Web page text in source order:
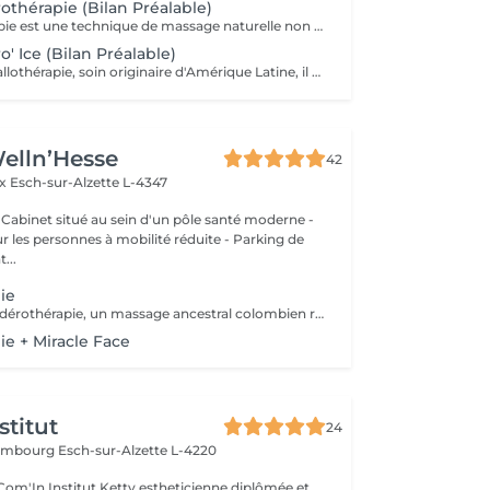
(Bilan Préalable)
La Madero Thérapie est une technique de massage naturelle non invasive, utilisant des instruments en bois spécialement conçus pour stimuler le corps, elle est d'origine colombienne et, est souvent utilisée dans le but esthétique bien-être et thérapeutique. Objectifs de la Maderothérapie : - Stimuler la circulation sanguine et lymphatique - Réduire la cellulite - Tonifier les muscles, et raffermir la peau - Favoriser l'élimination des toxines - Sculpter la silhouette - Relaxe les muscles et soulage les tensions Nous traitons différentes zones : - Ventre et Taille ( Réduit les gonflements, affine la taille et active la digestion) - Jambes ( Tonifie, draine, cible la cellulite) - Fessier ( Raffermit, lifte, lisse la cellulite) - Bras ( Tonifie, réduit le relâchement) - Dos ( Relâche les tensions, lisse la peau) - Visage ( Effet liftant, anti-ride, drainant) Il est recommandé de faire plusieurs séances pour un résultat visible et durable.
Ice (Bilan Préalable)
Inspiré de la Métallothérapie, soin originaire d'Amérique Latine, il combine plusieurs techniques de massages, de remodelages et d'exercices physiques (non obligatoires et /ou adaptés selon votre niveau de forme physique). Contrairement à la Madérothérapie, on utilise des outils en métaux froids et une Ice'Crème glacée afin d'induire le processus de Thermogénèse. Le principe de la Thermogénèse : En appliquant du froid sur la zone travaillée, notre corps va chercher à se réchauffer pour atteindre sa température corporelle moyenne autour de 37°. L'organisme doit donc dépenser de l'énergie : il va brûler des calories en mobilisant la graisse brune pour "la faire fondre". BIENFAITS DE LA MADERO ICE SUR LE PLAN PHYSIQUE, PSYCHOLOGIQUE ET ESTHETIQUE : - Un soin remodelant et drainant redoutablement efficace - Le froid et l'exercice musculaire pour activer le métabolisme et brûler plus de graisses - Action tonifiante, raffermissante et anti-cellulite - Un soin anti-âge pour agir sur le relâchement cutané - Stimule le système immunitaire et diminue l'inflammation - Multiples bienfaits du froid et de la cryothérapie sur la santé globale - Procure une sensation de détente et de bien-être profond BIENFAITS DE LA CREME : (100% naturelle, à base de plantes, d'huiles essentielles d'argiles et d'ingrédients naturels pour cibler et éliminer les graisses) - Exfoliant et détoxifiant - Hydratation de la peau en profondeur - Anti-inflammatoire et cicatrisante - Tonifiant et raffermissant - Adoucit la peau et illumine le teint - Anti-inflammatoire et cicatrisant (corps) Avant toute séance, un BILAN EST OBLIGATOIRE car il y a des contre-indications à ce soin. En cas de doute, un avis médical est recommandé avant toute prise de rendez-vous. La praticienne se réserve le droit de refuser un soin si une contre-indication est identifiée, dans le respect de votre bien être. PREVOIR UN MAILLOT DE BAIN 2 PIECES !!!!
42
Esch-sur-Alzette L-4347
situé au sein d'un pôle santé moderne -
les personnes à mobilité réduite - Parking de
Découvrez la madérothérapie, un massage ancestral colombien réalisé avec des instruments en bois. Performant sur la cellulite, le raffermissement de la peau et la détente musculaire, il stimule la circulation sanguine et lymphatique pour un effet sculptant naturel et durable. Sélectionnez votre zone...sensation de bien-être garanties! Contre-indications: oedèmes, phlébites, affections cutanées, grossesse. Recommandations: Un drainage lymphatique sera toujours préconisé en amont pour bénéficier d'une qualité optimale de soin. Cure de 1 séance/ semaine sur une courte période pour un résultat express, puis entretien toutes les 3 semaines.
+ Miracle Face
24
Esch-sur-Alzette L-4220